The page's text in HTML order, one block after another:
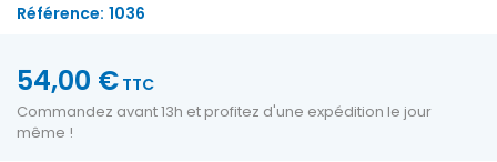
Référence: 1036
54,00 € TTC
Commandez avant 13h et profitez d'une expédition le jour
même !